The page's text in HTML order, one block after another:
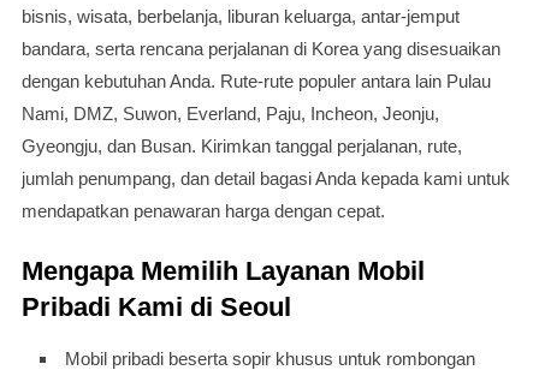
bisnis, wisata, berbelanja, liburan keluarga, antar-jemput
bandara, serta rencana perjalanan di Korea yang disesuaikan
dengan kebutuhan Anda. Rute-rute populer antara lain Pulau
Nami, DMZ, Suwon, Everland, Paju, Incheon, Jeonju,
Gyeongju, dan Busan. Kirimkan tanggal perjalanan, rute,
jumlah penumpang, dan detail bagasi Anda kepada kami untuk
mendapatkan penawaran harga dengan cepat.
Mengapa Memilih Layanan Mobil
Pribadi Kami di Seoul
Mobil pribadi beserta sopir khusus untuk rombongan